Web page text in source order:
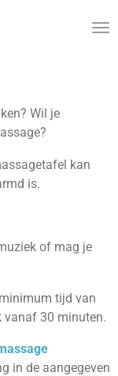
Wil je
kan
is.
of mag je
tijd van
vanaf 30 minuten.
assage
in de aangegeven